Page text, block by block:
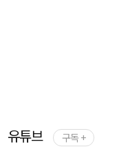
유튜브 구독 +